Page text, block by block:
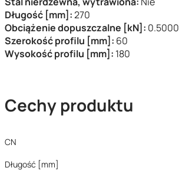
Długość [mm]:270
Obciążenie dopuszczalne [kN]: 0.5000
Szerokość profilu [mm]: 60
Wysokość profilu [mm]: 180
Cechy produktu
CN
Długość [mm]